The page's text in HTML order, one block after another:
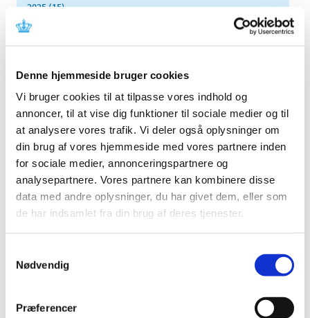
Denne hjemmeside bruger cookies
Vi bruger cookies til at tilpasse vores indhold og
annoncer, til at vise dig funktioner til sociale medier og til
at analysere vores trafik. Vi deler også oplysninger om
din brug af vores hjemmeside med vores partnere inden
for sociale medier, annonceringspartnere og
analysepartnere. Vores partnere kan kombinere disse
data med andre oplysninger, du har givet dem, eller som
de har indsamlet fra din brug af deres tjenester.
Nødvendig
Præferencer
2025 (15)
2024 (21)
2023 (21)
2021 (38)
2020 (19)
december (3)
november (3)
oktober (2)
september (2)
juni (2)
maj (3)
marts (1)
januar (2)
2018 (46)